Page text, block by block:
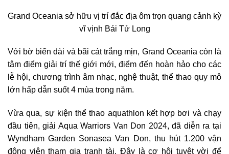
Grand Oceania sở hữu vị trí đắc địa ôm trọn quang cảnh kỳ
vĩ vịnh Bái Tử Long
Với bờ biển dài và bãi cát trắng mịn, Grand Oceania còn là
tâm điểm giải trí thế giới mới, điểm đến hoàn hảo cho các
lễ hội, chương trình âm nhạc, nghệ thuật, thể thao quy mô
lớn hấp dẫn suốt 4 mùa trong năm.
Vừa qua, sự kiện thể thao aquathlon kết hợp bơi và chạy
đầu tiên, giải Aqua Warriors Van Don 2024, đã diễn ra tại
Wyndham Garden Sonasea Van Don, thu hút 1.200 vận
động viên tham gia tranh tài. Đây là cơ hội tuyệt vời để